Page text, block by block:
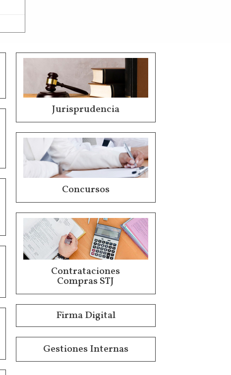
Jurisprudencia
Concursos
Contrataciones
Compras STJ
Firma Digital
Gestiones Internas